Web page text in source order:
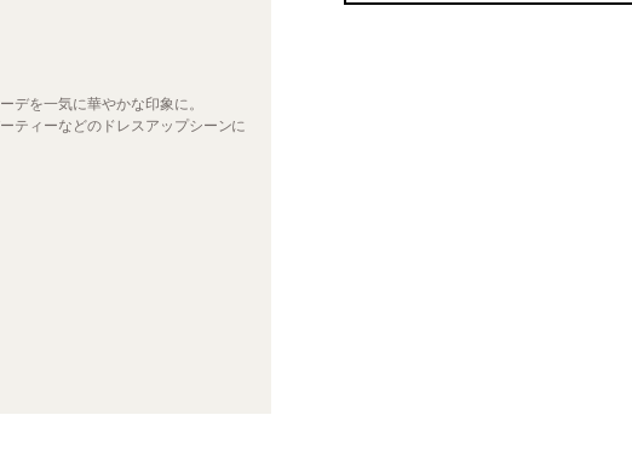
デを一気に華やかな印象に。
ティーなどのドレスアップシーンに